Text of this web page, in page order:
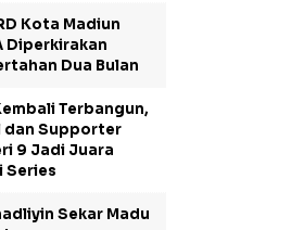
Kota Madiun
Diperkirakan
Dua Bulan
Terbangun,
dan Supporter
9 Jadi Juara
Series
Sekar Madu